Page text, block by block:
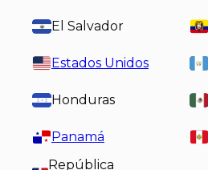
El Salvador
Estados Unidos
Honduras
Panamá
República